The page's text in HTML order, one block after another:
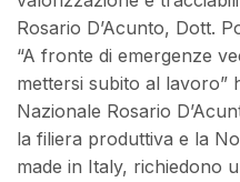
Rosario D’Acunto, Dott.
“A fronte di emergenze
mettersi subito al lavoro”
Nazionale Rosario
la filiera produttiva e la
made in Italy, richiedono